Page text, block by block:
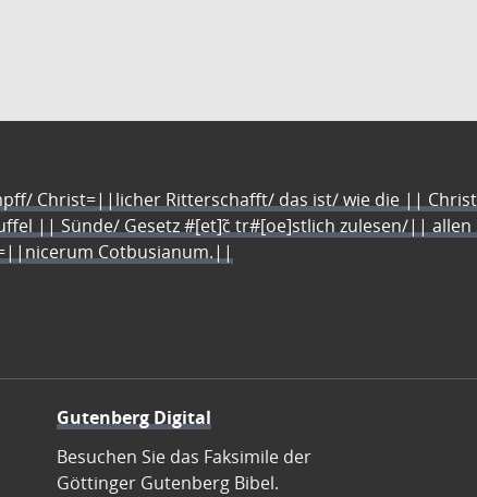
Christ=||licher Ritterschafft/ das ist/ wie die ||
|| Sünde/ Gesetz #[et]c̃ tr#[oe]stlich zulesen/|| allen
Cotbusianum.||
Gutenberg Digital
Besuchen Sie das Faksimile der
Göttinger Gutenberg Bibel.